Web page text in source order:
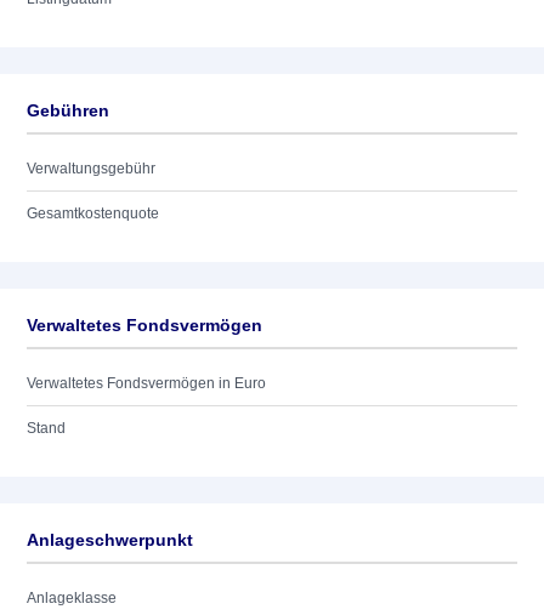
Gebühren
Verwaltungsgebühr
Gesamtkostenquote
Verwaltetes Fondsvermögen
Verwaltetes Fondsvermögen in Euro
Stand
Anlageschwerpunkt
Anlageklasse